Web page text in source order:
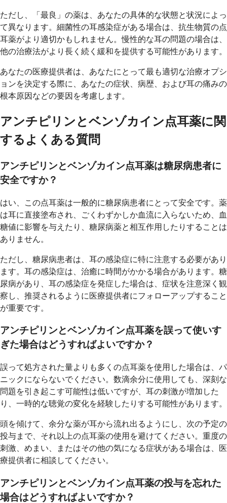
ただし、「最良」の薬は、あなたの具体的な状態と状況によっ
て異なります。細菌性の耳感染症がある場合は、抗生物質の点
耳薬がより適切かもしれません。慢性的な耳の問題の場合は、
他の治療法がより長く続く緩和を提供する可能性があります。
あなたの医療提供者は、あなたにとって最も適切な治療オプシ
ョンを決定する際に、あなたの症状、病歴、および耳の痛みの
根本原因などの要因を考慮します。
アンチピリンとベンゾカイン点耳薬に関
するよくある質問
アンチピリンとベンゾカイン点耳薬は糖尿病患者に
安全ですか？
はい、この点耳薬は一般的に糖尿病患者にとって安全です。薬
は耳に直接塗布され、ごくわずかしか血流に入らないため、血
糖値に影響を与えたり、糖尿病薬と相互作用したりすることは
ありません。
ただし、糖尿病患者は、耳の感染症に特に注意する必要があり
ます。耳の感染症は、治癒に時間がかかる場合があります。糖
尿病があり、耳の感染症を発症した場合は、症状を注意深く観
察し、推奨されるように医療提供者にフォローアップすること
が重要です。
アンチピリンとベンゾカイン点耳薬を誤って使いす
ぎた場合はどうすればよいですか？
誤って処方された量よりも多くの点耳薬を使用した場合は、パ
ニックにならないでください。数滴余分に使用しても、深刻な
問題を引き起こす可能性は低いですが、耳の刺激が増加した
り、一時的な聴覚の変化を経験したりする可能性があります。
頭を傾けて、余分な薬が耳から流れ出るようにし、次の予定の
投与まで、それ以上の点耳薬の使用を避けてください。重度の
刺激、めまい、またはその他の気になる症状がある場合は、医
療提供者に相談してください。
アンチピリンとベンゾカイン点耳薬の投与を忘れた
場合はどうすればよいですか？